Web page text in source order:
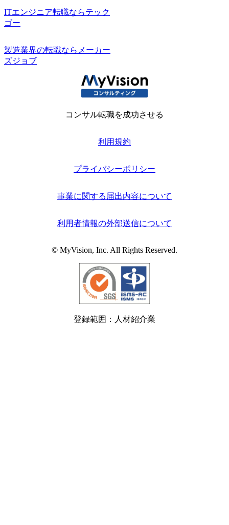
ITエンジニア転職ならテック
ゴー
製造業界の転職ならメーカー
ズジョブ
コンサル転職を成功させる
利用規約
プライバシーポリシー
事業に関する届出内容について
利用者情報の外部送信について
© MyVision, Inc. All Rights Reserved.
登録範囲：人材紹介業